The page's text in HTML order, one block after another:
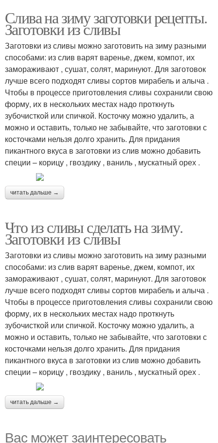
Соус из кислых слив
соку
Варение из сливы Слив в блендере
Пюре без сахара Слив на зиму
Джемы из сливы
Компот из слив
Консервированные
сливы
Конфитюр из слив Слив в сиропе
Слива на зиму заготовки рецепты.
Заготовки из сливы
Заготовки из сливы можно заготовить на зиму разными
способами: из слив варят варенье, джем, компот, их
замораживают , сушат, солят, маринуют. Для заготовок
лучше всего подходят сливы сортов мирабель и алыча .
Чтобы в процессе приготовления сливы сохранили свою
форму, их в нескольких местах надо проткнуть
зубочисткой или спичкой. Косточку можно удалить, а
можно и оставить, только не забывайте, что заготовки с
косточками нельзя долго хранить. Для придания
пикантного вкуса в заготовки из слив можно добавить
специи – корицу , гвоздику , ваниль , мускатный орех .
читать дальше →
Что из сливы сделать на зиму.
Заготовки из сливы
Заготовки из сливы можно заготовить на зиму разными
способами: из слив варят варенье, джем, компот, их
замораживают , сушат, солят, маринуют. Для заготовок
лучше всего подходят сливы сортов мирабель и алыча .
Чтобы в процессе приготовления сливы сохранили свою
форму, их в нескольких местах надо проткнуть
зубочисткой или спичкой. Косточку можно удалить, а
можно и оставить, только не забывайте, что заготовки с
косточками нельзя долго хранить. Для придания
пикантного вкуса в заготовки из слив можно добавить
специи – корицу , гвоздику , ваниль , мускатный орех .
читать дальше →
Вас может заинтересовать